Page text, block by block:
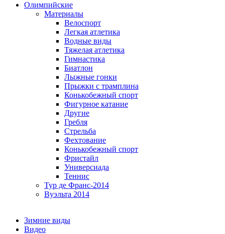
Олимпийские
Материалы
Велоспорт
Легкая атлетика
Водные виды
Тяжелая атлетика
Гимнастика
Биатлон
Лыжные гонки
Прыжки с трамплина
Конькобежный спорт
Фигурное катание
Другие
Гребля
Стрельба
Фехтование
Конькобежный спорт
Фристайл
Универсиада
Теннис
Тур де Франс-2014
Вуэльта 2014
Зимние виды
Видео